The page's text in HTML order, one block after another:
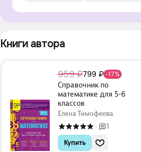
этот справочник и теперь я тоже
Книги автора
959 ₽799 ₽ -17%
Справочник по
математике для 5-6
классов
Елена Тимофеева
·
1
Купить